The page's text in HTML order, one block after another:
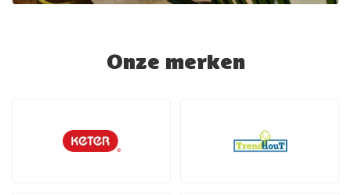
Onze merken